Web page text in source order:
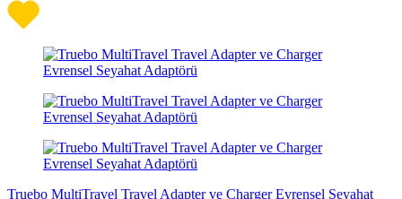
Truebo MultiTravel Travel Adapter ve Charger Evrensel Seyahat